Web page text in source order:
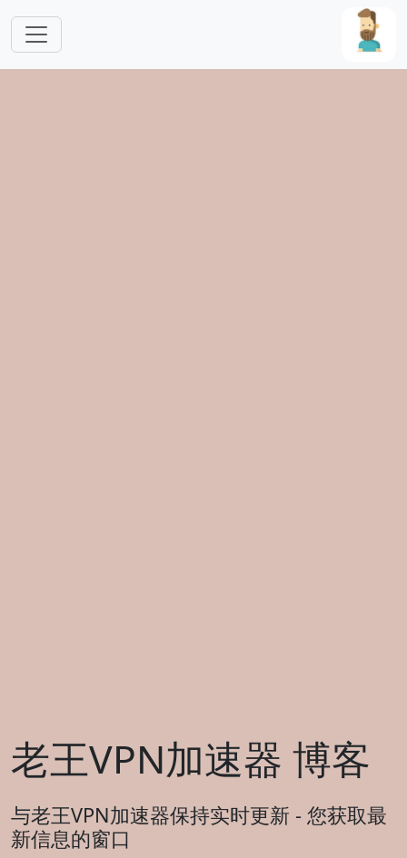
老王VPN加速器 博客
与老王VPN加速器保持实时更新 - 您获取最
新信息的窗口